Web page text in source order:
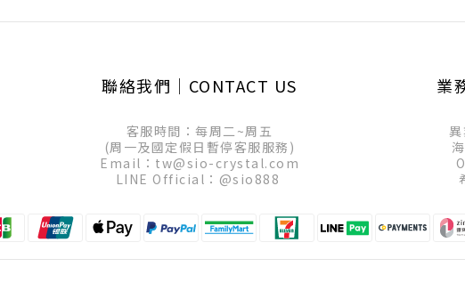
聯絡我們│CONTACT US
客服時間：每周二~周五
(周一及國定假日暫停客服服務)
Email：tw@sio-crystal.com
LINE Official： @sio888
業